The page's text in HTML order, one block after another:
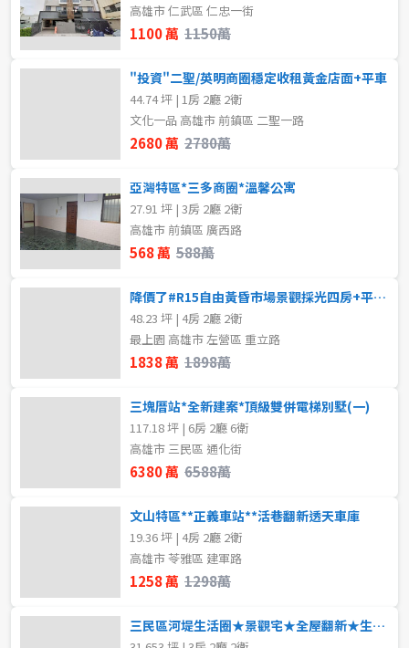
高雄市 仁武區 仁忠一街
1100 萬 1150萬
"投資"二聖/英明商圈穩定收租黃金店面+平車
44.74 坪 | 1房 2廳 2衛
文化一品 高雄市 前鎮區 二聖一路
2680 萬 2780萬
亞灣特區*三多商圈*溫馨公寓
27.91 坪 | 3房 2廳 2衛
高雄市 前鎮區 廣西路
568 萬 588萬
降價了#R15自由黃昏市場景觀採光四房+平車#陽台進出
48.23 坪 | 4房 2廳 2衛
最上園 高雄市 左營區 重立路
1838 萬 1898萬
三塊厝站*全新建案*頂級雙併電梯別墅(一)
117.18 坪 | 6房 2廳 6衛
高雄市 三民區 通化街
6380 萬 6588萬
文山特區**正義車站**活巷翻新透天車庫
19.36 坪 | 4房 2廳 2衛
高雄市 苓雅區 建軍路
1258 萬 1298萬
三民區河堤生活圈★景觀宅★全屋翻新★生活機能完善